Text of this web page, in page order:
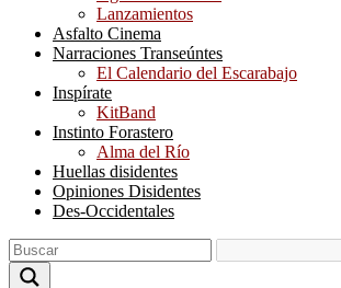
Lanzamientos
Asfalto Cinema
Narraciones Transeúntes
El Calendario del Escarabajo
Inspírate
KitBand
Instinto Forastero
Alma del Río
Huellas disidentes
Opiniones Disidentes
Des-Occidentales